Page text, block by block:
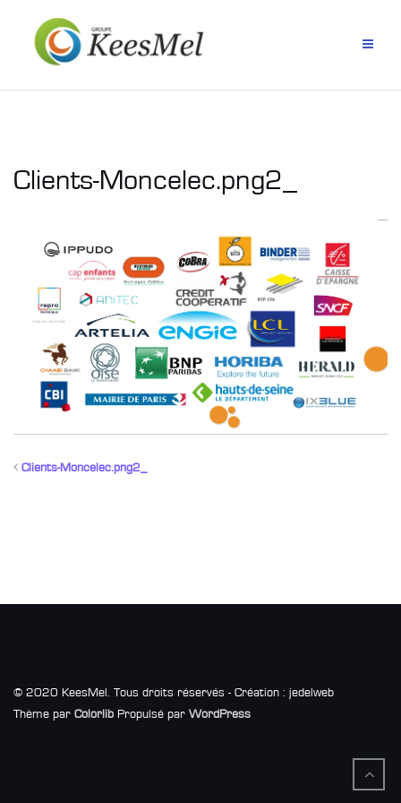
contenu
Clients-Moncelec.png2_
Clients-Moncelec.png2_
© 2020 KeesMel. Tous droits réservés - Création : jedelweb
Thème par Colorlib Propulsé par WordPress